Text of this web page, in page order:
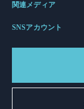
関連メディア
SNSアカウント